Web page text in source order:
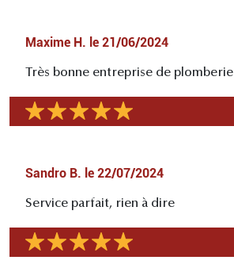
Maxime H. le 21/06/2024
Très bonne entreprise de plomberie
Sandro B. le 22/07/2024
Service parfait, rien à dire